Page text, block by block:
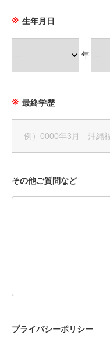
生年月日
年
最終学歴
その他ご質問など
プライバシーポリシー